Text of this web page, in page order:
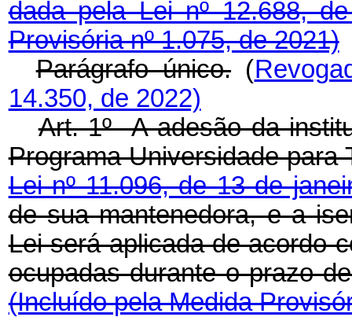
dada pela Lei nº 12.688,
Provisória nº 1.075, de 2021)
Parágrafo único. (
14.350, de 2022)
Art. 1º A adesão da
Programa Universidade para
Lei nº 11.096, de 13 de
de sua mantenedora, e a
Lei será aplicada de acordo
ocupadas durante o
(Incluído pela Medida